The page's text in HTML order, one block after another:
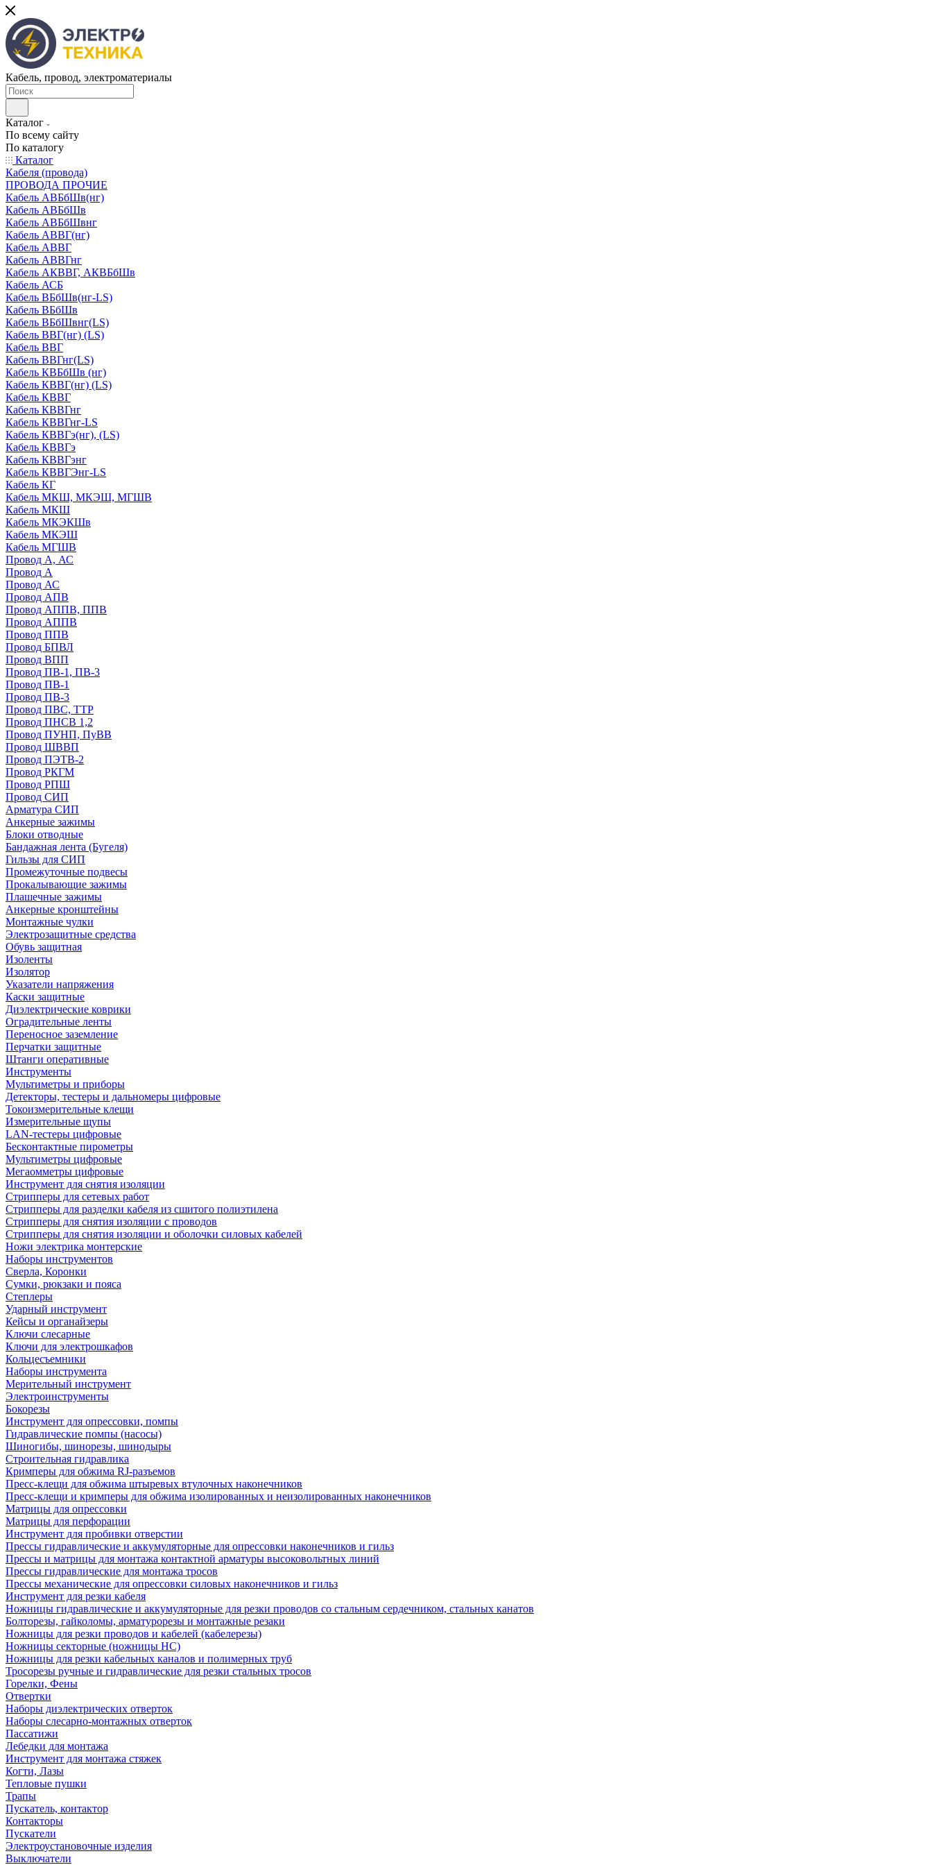
Кабель, провод, электроматериалы
Каталог
По всему сайту
По каталогу
Каталог
Кабеля (провода)
ПРОВОДА ПРОЧИЕ
Кабель АВБбШв(нг)
Кабель АВБбШв
Кабель АВБбШвнг
Кабель АВВГ(нг)
Кабель АВВГ
Кабель АВВГнг
Кабель АКВВГ, АКВБбШв
Кабель АСБ
Кабель ВБбШв(нг-LS)
Кабель ВБбШв
Кабель ВБбШвнг(LS)
Кабель ВВГ(нг) (LS)
Кабель ВВГ
Кабель ВВГнг(LS)
Кабель КВБбШв (нг)
Кабель КВВГ(нг) (LS)
Кабель КВВГ
Кабель КВВГнг
Кабель КВВГнг-LS
Кабель КВВГэ(нг), (LS)
Кабель КВВГэ
Кабель КВВГэнг
Кабель КВВГЭнг-LS
Кабель КГ
Кабель МКШ, МКЭШ, МГШВ
Кабель МКШ
Кабель МКЭКШв
Кабель МКЭШ
Кабель МГШВ
Провод А, АС
Провод А
Провод АС
Провод АПВ
Провод АППВ, ППВ
Провод АППВ
Провод ППВ
Провод БПВЛ
Провод ВПП
Провод ПВ-1, ПВ-3
Провод ПВ-1
Провод ПВ-3
Провод ПВС, ТТР
Провод ПНСВ 1,2
Провод ПУНП, ПуВВ
Провод ШВВП
Провод ПЭТВ-2
Провод РКГМ
Провод РПШ
Провод СИП
Арматура СИП
Анкерные зажимы
Блоки отводные
Бандажная лента (Бугеля)
Гильзы для СИП
Промежуточные подвесы
Прокалывающие зажимы
Плашечные зажимы
Анкерные кронштейны
Монтажные чулки
Электрозащитные средства
Обувь защитная
Изоленты
Изолятор
Указатели напряжения
Каски защитные
Диэлектрические коврики
Оградительные ленты
Переносное заземление
Перчатки защитные
Штанги оперативные
Инструменты
Мультиметры и приборы
Детекторы, тестеры и дальномеры цифровые
Токоизмерительные клещи
Измерительные щупы
LAN-тестеры цифровые
Бесконтактные пирометры
Мультиметры цифровые
Мегаомметры цифровые
Инструмент для снятия изоляции
Стрипперы для сетевых работ
Стрипперы для разделки кабеля из сшитого полиэтилена
Cтрипперы для снятия изоляции с проводов
Стрипперы для снятия изоляции и оболочки силовых кабелей
Ножи электрика монтерские
Наборы инструментов
Сверла, Коронки
Сумки, рюкзаки и пояса
Степлеры
Ударный инструмент
Кейсы и органайзеры
Ключи слесарные
Ключи для электрошкафов
Кольцесъемники
Наборы инструмента
Мерительный инструмент
Электроинструменты
Бокорезы
Инструмент для опрессовки, помпы
Гидравлические помпы (насосы)
Шиногибы, шинорезы, шинодыры
Строительная гидравлика
Кримперы для обжима RJ-разъемов
Пресс-клещи для обжима штыревых втулочных наконечников
Пресс-клещи и кримперы для обжима изолированных и неизолированных наконечников
Матрицы для опрессовки
Матрицы для перфорации
Инструмент для пробивки отверстии
Прессы гидравлические и аккумуляторные для опрессовки наконечников и гильз
Прессы и матрицы для монтажа контактной арматуры высоковольтных линий
Прессы гидравлические для монтажа тросов
Прессы механические для опрессовки силовых наконечников и гильз
Инструмент для резки кабеля
Ножницы гидравлические и аккумуляторные для резки проводов со стальным сердечником, стальных канатов
Болторезы, гайколомы, арматурорезы и монтажные резаки
Ножницы для резки проводов и кабелей (кабелерезы)
Ножницы секторные (ножницы НС)
Ножницы для резки кабельных каналов и полимерных труб
Тросорезы ручные и гидравлические для резки стальных тросов
Горелки, Фены
Отвертки
Наборы диэлектрических отверток
Наборы слесарно-монтажных отверток
Пассатижи
Лебедки для монтажа
Инструмент для монтажа стяжек
Когти, Лазы
Тепловые пушки
Трапы
Пускатель, контактор
Контакторы
Пускатели
Электроустановочные изделия
Выключатели